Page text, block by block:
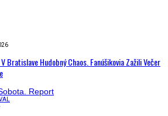
Bratislave Hudobný Chaos. Fanúšikovia Zažili Večer